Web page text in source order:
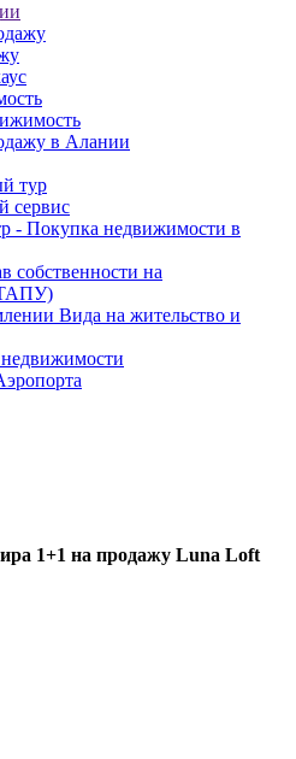
в Алании
тур
сервис
- Покупка недвижимости в
собственности на
Вида на жительство и
1+1 на продажу Luna Loft